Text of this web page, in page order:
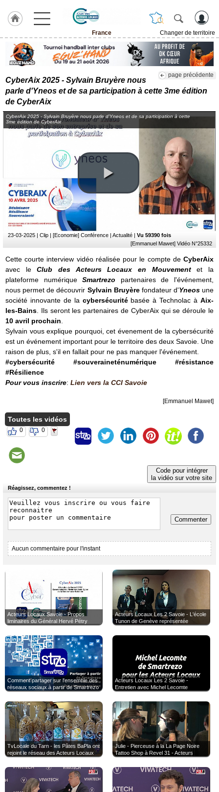
France
Changer de territoire
LABEL
HULCOQ
France
Pour
QUI,
Pourquoi
Fil
Actualités
Articles
Vidéos
Blogs
A
propos
Adhésion
Devenir
partenaire
Place
Marché
Annuaire
Agenda
Nos
Partenaires
éditeur
Accès
administration
boutique
page précédente
CyberAix 2025 - Sylvain Bruyère nous
parle d'Yneos et de sa participation à cette 3me édition
de CyberAix
CyberAix 2025 - Sylvain Bruyère nous parle d'Yneos et de sa participation à cette
3me édition de CyberAix
23-03-2025 | Clip | [Economie] Conférence | Actualité | Vu 59390 fois
[Emmanuel Mawet] Vidéo N°25332
Cette courte interview vidéo réalisée pour le compte de CyberAix
avec leClub des Acteurs Locaux en Mouvementet la
plateforme numériqueSmartrezo partenaires de l'événement,
nous permet de découvrir Sylvain Bruyèrefondateur d'Yneosune
société innovante de la cybersécuritébasée à Technolac àAix-
les-Bains . Ils seront les partenaires de CyberAix qui se déroule le
10 avril prochain
Sylvain vous explique pourquoi, cet évenement de la cybersécurité
est un événement important pour le territoire des deux Savoie. Une
raison de plus, s'il en fallait pour ne pas manquer l'événement.
#cybersécurité #souveraineténumérique #résistance
#Résilience
Pour vous inscrire: Lien vers la CCI Savoie
[Emmanuel Mawet]
Toutes les vidéos
0 0
Code pour intégrer
la vidéo sur votre site
Réagissez, commentez !
Commenter
Aucun commentaire pour l'instant
Acteurs Locaux Savoie - Propos
liminaires du Général Hervé Pétry
CyberAix 2025
Acteurs Locaux Les 2 Savoie - L'école
Tunon de Genève représentée
Comment partager sur l'ensemble des
réseaux sociaux à partir de Smartrezo
Acteurs Locaux Les 2 Savoie -
Entretien avec Michel Lecomte
TvLocale du Tarn - les Pâtes BaPla ont
rejoint le réseau des Acteurs Locaux
Julie - Pierceuse à la La Page Noire
Tattoo Shop à Revel 31 - Acteurs